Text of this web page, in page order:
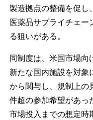
製造拠点の整備を促し
医薬品サプライチェー
る狙いがある。
同制度は、米国市場向
新たな国内施設を対象
から関与し、規制上の
件超の参加希望があっ
市場投入までの想定時